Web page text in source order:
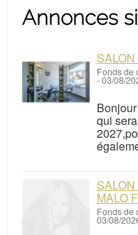
Annonces
Fonds de
-03/08/
qui
MALO
Fonds de
03/08/